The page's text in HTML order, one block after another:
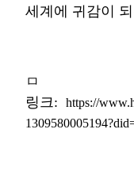
세계에 귀감이
ㅁ
링크: https://